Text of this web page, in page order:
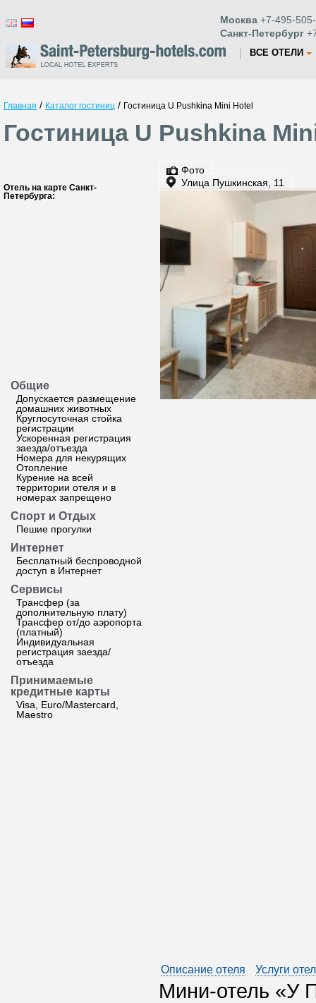
Москва +7-495-
Санкт-Петербург
ВСЕ ОТЕЛИ
Главная / Каталог гостиниц / Гостиница U Pushkina Mini Hotel
Гостиница U Pushkina
Отель на карте Санкт-
Петербурга:
Общие
Допускается размещение
домашних животных
Круглосуточная стойка
регистрации
Ускоренная регистрация
заезда/отъезда
Номера для некурящих
Отопление
Курение на всей
территории отеля и в
номерах запрещено
Спорт и Отдых
Пешие прогулки
Интернет
Бесплатный беспроводной
доступ в Интернет
Сервисы
Трансфер (за
дополнительную плату)
Трансфер от/до аэропорта
(платный)
Индивидуальная
регистрация заезда/
отъезда
Принимаемые
кредитные карты
Visa, Euro/Mastercard,
Maestro
Фото
Улица Пушкинская, 11
Описание отеля Услуги
Мини-отель «У